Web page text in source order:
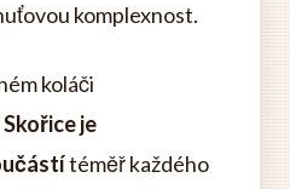
komplexnost.
koláči
Skořice je
téměř každého